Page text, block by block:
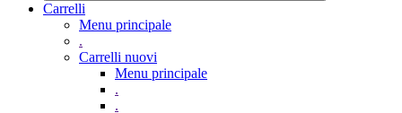
Carrelli
Menu principale
.
Carrelli nuovi
Menu principale
.
.